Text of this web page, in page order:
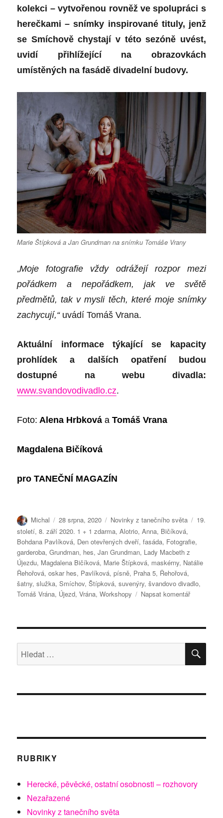
kolekci – vytvořenou rovněž ve spolupráci s
herečkami – snímky inspirované tituly, jenž
se Smíchově chystají v této sezóně uvést,
uvidí přihlížející na obrazovkách
umístěných na fasádě divadelní budovy.
Marie Štípková a Jan Grundman na snímku Tomáše Vrany
„Moje fotografie vždy odrážejí rozpor mezi
pořádkem a nepořádkem, jak ve světě
předmětů, tak v mysli těch, které moje snímky
zachycují,“uvádí Tomáš Vrana.
Aktuální informace týkající se kapacity
prohlídek a dalších opatření budou
dostupné na webu divadla:
www.svandovodivadlo.cz.
Foto: Alena HrbkováaTomáš Vrana
Magdalena Bičíková
proTANEČNÍ MAGAZÍN
Autor:
Michal Publikováno:
28 srpna, 2020 Rubriky:
Novinky z tanečního světa Štítky:
19.
století,8. září 2020. 1 + 1 zdarma,Alotrio,Anna, Bičíková,
Bohdana Pavlíková, Den otevřených dveří,fasáda, Fotografie,
garderoba,Grundman, hes,Jan Grundman, Lady Macbeth z
Újezdu, Magdalena Bičíková, Marie Štípková, maskérny, Natálie
Řehořová,oskar hes, Pavlíková,písně, Praha 5, Řehořová,
šatny,služka,Smíchov,Štípková,suvenýry,švandovo divadlo,
Tomáš Vrána, Újezd,Vrána,Workshopy Napsat komentářpro
Smíchově
s
otevřenými
Hledat:
RUBRIKY
Herecké, pěvěcké, ostatní osobnosti – rozhovory
Nezařazené
Novinky z tanečního světa